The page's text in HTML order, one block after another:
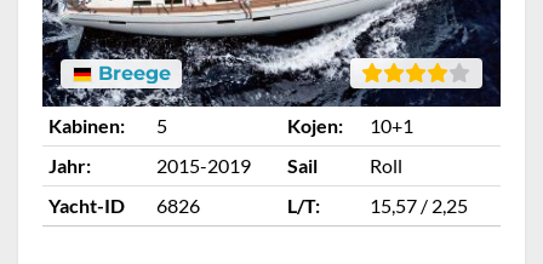
Breege
Kabinen: 5 Kojen:
10+1
Jahr:
2015-2019 Sail
Roll
Yacht-ID
6826 L/T: 15,57 / 2,25